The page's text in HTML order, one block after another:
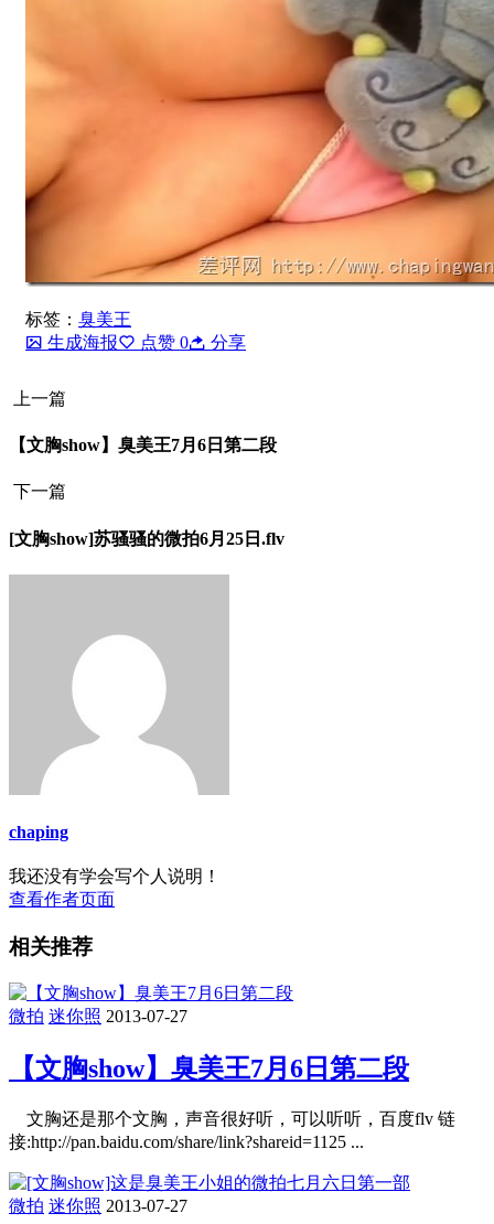
标签： 臭美王
生成海报
点赞 0 分享
上一篇
【文胸show】臭美王7月6日第二段
下一篇
[文胸show]苏骚骚的微拍6月25日.flv
chaping
我还没有学会写个人说明！
查看作者页面
相关推荐
微拍 迷你照 2013-07-27
【文胸show】臭美王7月6日第二段
文胸还是那个文胸，声音很好听，可以听听，百度flv 链
接:http://pan.baidu.com/share/link?shareid=1125 ...
微拍 迷你照 2013-07-27